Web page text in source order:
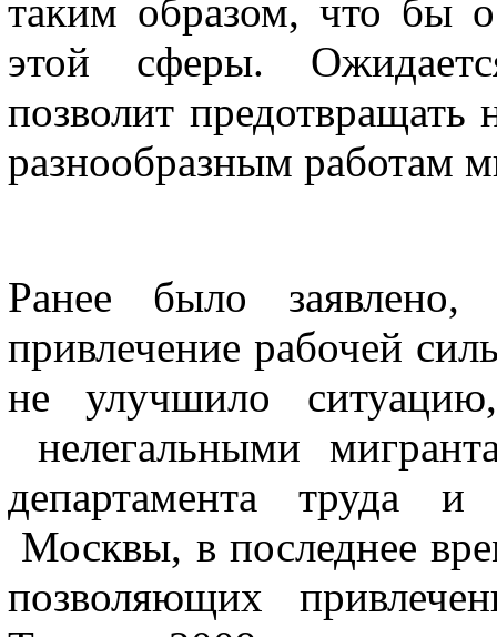
таким образом, что бы
этой сферы.
позволит
разнообразным работам
Ранее было
привлечение рабочей
не улучшило
нелегальными
департамента труда и
Москвы, в последнее
позволяющих